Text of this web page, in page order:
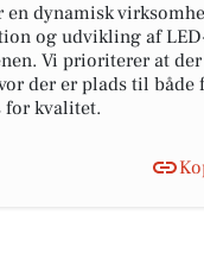
en dynamisk
og udvikling af
Vi prioriterer at
der er plads til både
for kvalitet.